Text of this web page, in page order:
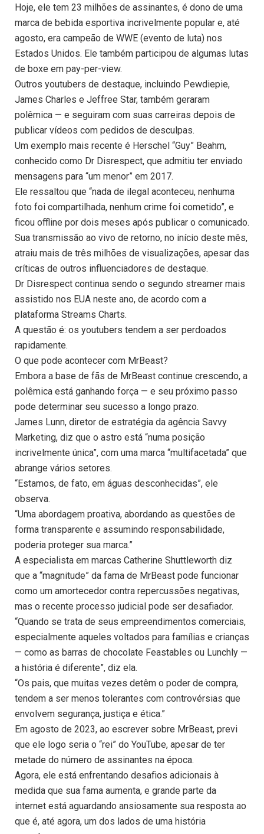
Hoje, ele tem 23 milhões de assinantes, é dono de uma
marca de bebida esportiva incrivelmente popular e, até
agosto, era campeão de WWE (evento de luta) nos
Estados Unidos. Ele também participou de algumas lutas
de boxe em pay-per-view.
Outros youtubers de destaque, incluindo Pewdiepie,
James Charles e Jeffree Star, também geraram
polêmica — e seguiram com suas carreiras depois de
publicar vídeos com pedidos de desculpas.
Um exemplo mais recente é Herschel “Guy” Beahm,
conhecido como Dr Disrespect, que admitiu ter enviado
mensagens para “um menor” em 2017.
Ele ressaltou que “nada de ilegal aconteceu, nenhuma
foto foi compartilhada, nenhum crime foi cometido”, e
ficou offline por dois meses após publicar o comunicado.
Sua transmissão ao vivo de retorno, no início deste mês,
atraiu mais de três milhões de visualizações, apesar das
críticas de outros influenciadores de destaque.
Dr Disrespect continua sendo o segundo streamer mais
assistido nos EUA neste ano, de acordo com a
plataforma Streams Charts.
A questão é: os youtubers tendem a ser perdoados
rapidamente.
O que pode acontecer com MrBeast?
Embora a base de fãs de MrBeast continue crescendo, a
polêmica está ganhando força — e seu próximo passo
pode determinar seu sucesso a longo prazo.
James Lunn, diretor de estratégia da agência Savvy
Marketing, diz que o astro está “numa posição
incrivelmente única”, com uma marca “multifacetada” que
abrange vários setores.
“Estamos, de fato, em águas desconhecidas”, ele
observa.
“Uma abordagem proativa, abordando as questões de
forma transparente e assumindo responsabilidade,
poderia proteger sua marca.”
A especialista em marcas Catherine Shuttleworth diz
que a “magnitude” da fama de MrBeast pode funcionar
como um amortecedor contra repercussões negativas,
mas o recente processo judicial pode ser desafiador.
“Quando se trata de seus empreendimentos comerciais,
especialmente aqueles voltados para famílias e crianças
— como as barras de chocolate Feastables ou Lunchly —
a história é diferente”, diz ela.
“Os pais, que muitas vezes detêm o poder de compra,
tendem a ser menos tolerantes com controvérsias que
envolvem segurança, justiça e ética.”
Em agosto de 2023, ao escrever sobre MrBeast, previ
que ele logo seria o “rei” do YouTube, apesar de ter
metade do número de assinantes na época.
Agora, ele está enfrentando desafios adicionais à
medida que sua fama aumenta, e grande parte da
internet está aguardando ansiosamente sua resposta ao
que é, até agora, um dos lados de uma história